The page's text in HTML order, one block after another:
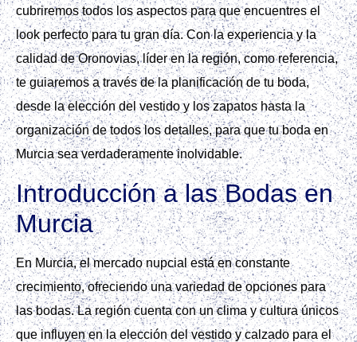
cubriremos todos los aspectos para que encuentres el
look perfecto para tu gran día. Con la experiencia y la
calidad de Oronovias, líder en la región, como referencia,
te guiaremos a través de la planificación de tu boda,
desde la elección del vestido y los zapatos hasta la
organización de todos los detalles, para que tu boda en
Murcia sea verdaderamente inolvidable.
Introducción a las Bodas en
Murcia
En Murcia, el mercado nupcial está en constante
crecimiento, ofreciendo una variedad de opciones para
las bodas. La región cuenta con un clima y cultura únicos
que influyen en la elección del vestido y calzado para el